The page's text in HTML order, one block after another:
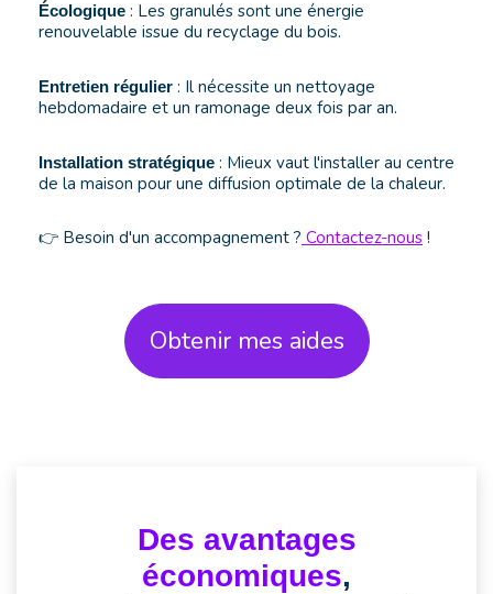
Écologique : Les granulés sont une énergie
renouvelable issue du recyclage du bois.
Entretien régulier : Il nécessite un nettoyage
hebdomadaire et un ramonage deux fois par an.
Installation stratégique : Mieux vaut l'installer au centre
de la maison pour une diffusion optimale de la chaleur.
👉 Besoin d'un accompagnement ? Contactez-nous !
Obtenir mes aides
Des avantages
économiques,